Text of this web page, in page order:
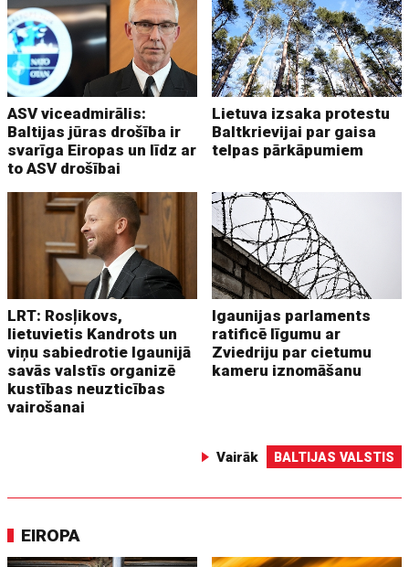
ASV viceadmirālis:
Baltijas jūras drošība ir
svarīga Eiropas un līdz ar
to ASV drošībai
Lietuva izsaka protestu
Baltkrievijai par gaisa
telpas pārkāpumiem
LRT: Rosļikovs,
lietuvietis Kandrots un
viņu sabiedrotie Igaunijā
savās valstīs organizē
kustības neuzticības
vairošanai
Igaunijas parlaments
ratificē līgumu ar
Zviedriju par cietumu
kameru iznomāšanu
Vairāk BALTIJAS VALSTIS
EIROPA